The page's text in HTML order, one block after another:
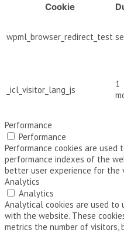
Cookie
wpml_browser_redirect_test
_icl_visitor_lang_js
1
Performance
Performance
Performance cookies are
performance indexes of the
better user experience for the
Analytics
Analytics
Analytical cookies are used to
with the website. These
metrics the number of visitors,